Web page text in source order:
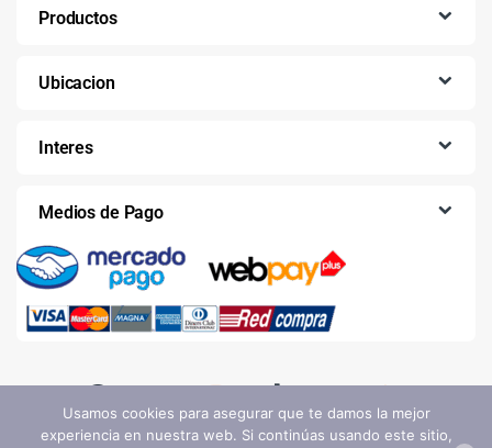
Productos
Ubicacion
Interes
Medios de Pago
Usamos cookies para asegurar que te damos la mejor
experiencia en nuestra web. Si continúas usando este sitio,